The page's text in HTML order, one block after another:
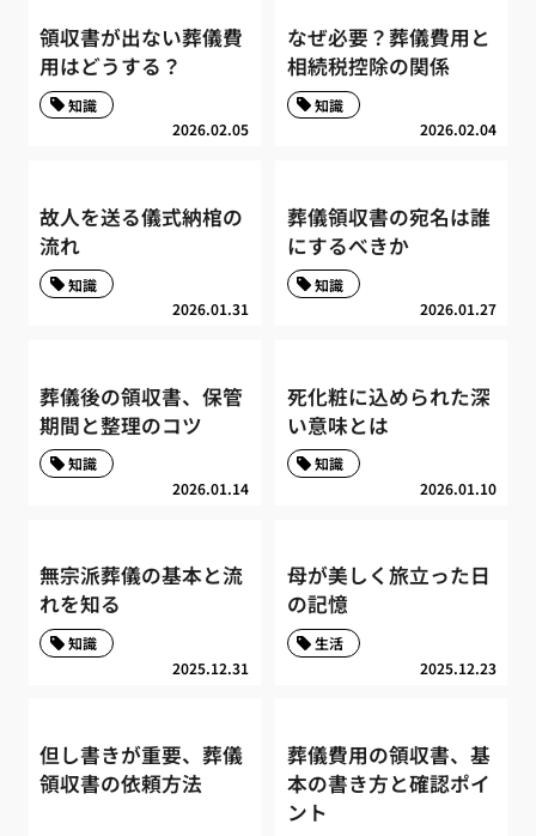
領収書が出ない葬儀費
用はどうする？
2026.02.05
知識
なぜ必要？葬儀費用と
相続税控除の関係
2026.02.04
知識
故人を送る儀式納棺の
流れ
2026.01.31
知識
葬儀領収書の宛名は誰
にするべきか
2026.01.27
知識
葬儀後の領収書、保管
期間と整理のコツ
2026.01.14
知識
死化粧に込められた深
い意味とは
2026.01.10
知識
無宗派葬儀の基本と流
れを知る
2025.12.31
知識
母が美しく旅立った日
の記憶
2025.12.23
生活
但し書きが重要、葬儀
領収書の依頼方法
葬儀費用の領収書、基
本の書き方と確認ポイ
ント